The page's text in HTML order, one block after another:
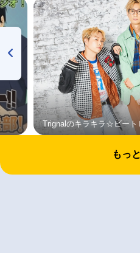
Trignalのキラキラ☆ビート
もっ